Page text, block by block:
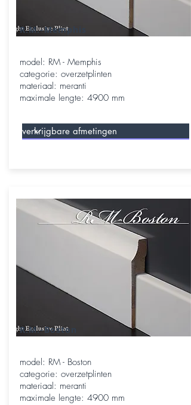
R.M.-Memphis
model: RM - Memphis
categorie: overzetplinten
materiaal: meranti
maximale lengte: 4900 mm
R.M.-Boston
model: RM - Boston
categorie: overzetplinten
materiaal: meranti
maximale lengte: 4900 mm